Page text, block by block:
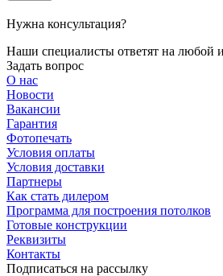
Нужна консультация?
Наши специалисты ответят на любой
Задать вопрос
О нас
Новости
Вакансии
Гарантия
Фотопечать
Условия оплаты
Условия доставки
Партнеры
Как стать дилером
Программа для построения потолков
Готовые конструкции
Реквизиты
Контакты
Подписаться на рассылку